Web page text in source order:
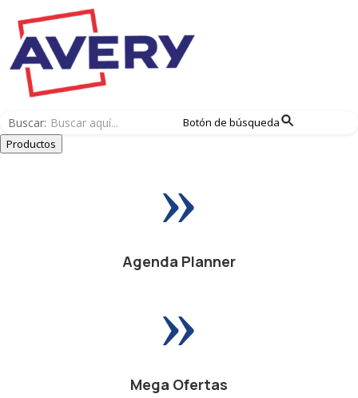
Buscar:
Botón de búsqueda
Productos
»
Agenda Planner
»
Mega Ofertas